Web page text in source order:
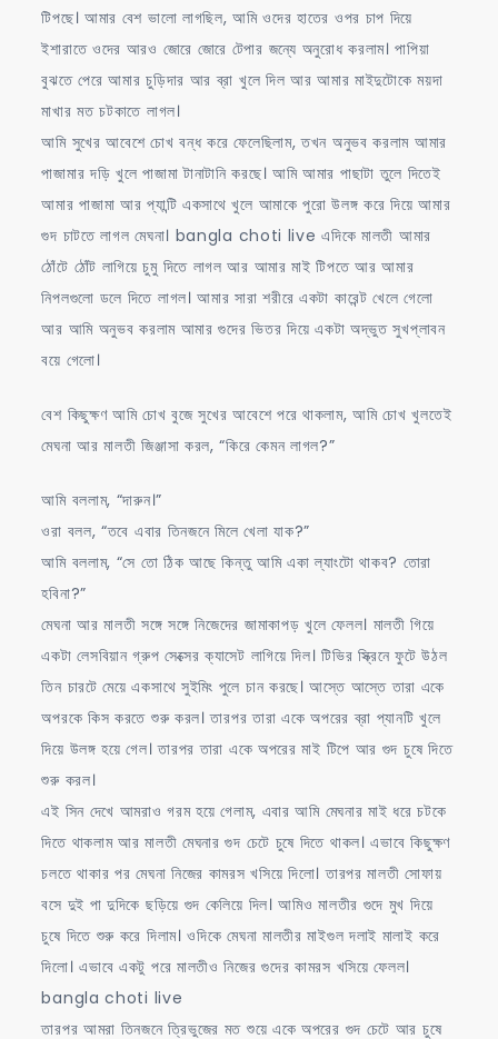
টিপছে। আমার বেশ ভালো লাগছিল, আমি ওদের হাতের ওপর চাপ দিয়ে
ইশারাতে ওদের আরও জোরে জোরে টেপার জন্যে অনুরোধ করলাম। পাপিয়া
বুঝতে পেরে আমার চুড়িদার আর ব্রা খুলে দিল আর আমার মাইদুটোকে ময়দা
মাখার মত চটকাতে লাগল।
আমি সুখের আবেশে চোখ বন্ধ করে ফেলেছিলাম, তখন অনুভব করলাম আমার
পাজামার দড়ি খুলে পাজামা টানাটানি করছে। আমি আমার পাছাটা তুলে দিতেই
আমার পাজামা আর প্যান্টি একসাথে খুলে আমাকে পুরো উলঙ্গ করে দিয়ে আমার
গুদ চাটতে লাগল মেঘনা। bangla choti live এদিকে মালতী আমার
ঠোঁটে ঠোঁট লাগিয়ে চুমু দিতে লাগল আর আমার মাই টিপতে আর আমার
নিপলগুলো ডলে দিতে লাগল। আমার সারা শরীরে একটা কারেন্ট খেলে গেলো
আর আমি অনুভব করলাম আমার গুদের ভিতর দিয়ে একটা অদ্ভুত সুখপ্লাবন
বয়ে গেলো।
বেশ কিছুক্ষণ আমি চোখ বুজে সুখের আবেশে পরে থাকলাম, আমি চোখ খুলতেই
মেঘনা আর মালতী জিঞ্জাসা করল, “কিরে কেমন লাগল?”
আমি বললাম, “দারুন।”
ওরা বলল, “তবে এবার তিনজনে মিলে খেলা যাক?”
আমি বললাম, “সে তো ঠিক আছে কিন্তু আমি একা ল্যাংটো থাকব? তোরা
হবিনা?”
মেঘনা আর মালতী সঙ্গে সঙ্গে নিজেদের জামাকাপড় খুলে ফেলল। মালতী গিয়ে
একটা লেসবিয়ান গ্রুপ সেক্সের ক্যাসেট লাগিয়ে দিল। টিভির স্ক্রিনে ফুটে উঠল
তিন চারটে মেয়ে একসাথে সুইমিং পুলে চান করছে। আস্তে আস্তে তারা একে
অপরকে কিস করতে শুরু করল। তারপর তারা একে অপরের ব্রা প্যানটি খুলে
দিয়ে উলঙ্গ হয়ে গেল। তারপর তারা একে অপরের মাই টিপে আর গুদ চুষে দিতে
শুরু করল।
এই সিন দেখে আমরাও গরম হয়ে গেলাম, এবার আমি মেঘনার মাই ধরে চটকে
দিতে থাকলাম আর মালতী মেঘনার গুদ চেটে চুষে দিতে থাকল। এভাবে কিছুক্ষণ
চলতে থাকার পর মেঘনা নিজের কামরস খসিয়ে দিলো। তারপর মালতী সোফায়
বসে দুই পা দুদিকে ছড়িয়ে গুদ কেলিয়ে দিল। আমিও মালতীর গুদে মুখ দিয়ে
চুষে দিতে শুরু করে দিলাম। ওদিকে মেঘনা মালতীর মাইগুল দলাই মালাই করে
দিলো। এভাবে একটু পরে মালতীও নিজের গুদের কামরস খসিয়ে ফেলল।
bangla choti live
তারপর আমরা তিনজনে ত্রিভুজের মত শুয়ে একে অপরের গুদ চেটে আর চুষে